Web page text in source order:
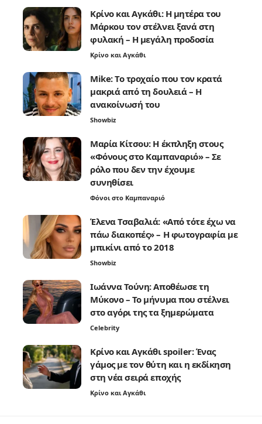
Κρίνο και Αγκάθι: Η μητέρα του
Μάρκου τον στέλνει ξανά στη
φυλακή – Η μεγάλη προδοσία
Κρίνο και Αγκάθι
Mike: Το τροχαίο που τον κρατά
μακριά από τη δουλειά – Η
ανακοίνωσή του
Showbiz
Μαρία Κίτσου: Η έκπληξη στους
«Φόνους στο Καμπαναριό» – Σε
ρόλο που δεν την έχουμε
συνηθίσει
Φόνοι στο Καμπαναριό
Έλενα Τσαβαλιά: «Από τότε έχω να
πάω διακοπές» – Η φωτογραφία με
μπικίνι από το 2018
Showbiz
Ιωάννα Τούνη: Αποθέωσε τη
Μύκονο – Το μήνυμα που στέλνει
στο αγόρι της τα ξημερώματα
Celebrity
Κρίνο και Αγκάθι spoiler: Ένας
γάμος με τον θύτη και η εκδίκηση
στη νέα σειρά εποχής
Κρίνο και Αγκάθι